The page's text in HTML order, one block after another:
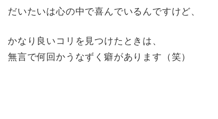
だいたいは心の中で喜んでいるんですけど、
かなり良いコリを見つけたときは、
無言で何回かうなずく癖があります（笑）